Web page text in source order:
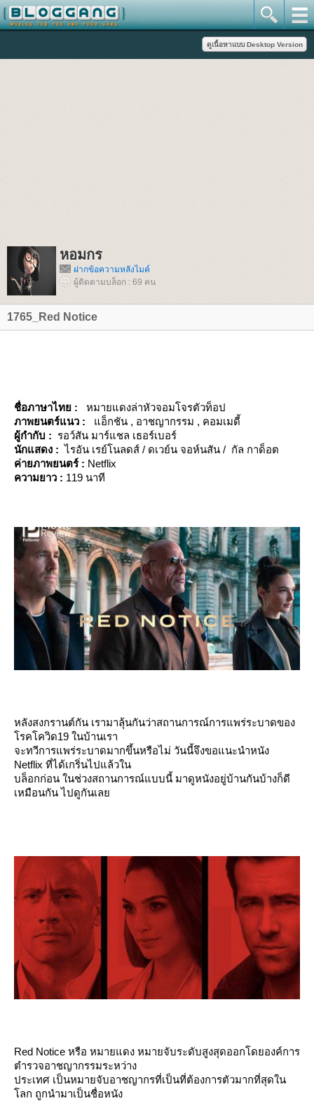
หอมกร
ฝากข้อความหลังไมค์
ผู้ติดตามบล็อก : 69 คน
1765_Red Notice
ชื่อภาษาไทย : หมายแดงล่าหัวจอมโจรตัวท็อป
ภาพยนตร์แนว :
อ็กชัน , อาชญากรรม , คอมเมดี้
ผู้กำกับ : รอว์สัน มาร์แชล เธอร์เบอร์
นักแสดง :ไรอัน เรย์โนลดส์ / ดเวย์น จอห์นสัน / กัล กาด็อต
ค่ายภาพยนตร์ : Netflix
ความยาว : 119 นาที
หลังสงกรานต์กัน เรามาลุ้นกันว่าสถานการณ์การแพร่ระบาดของ
รคโควิด19 ในบ้านเรา
จะทวีการแพร่ระบาดมากขึ้นหรือไม่ วันนี้จึงขอแนะนำหนัง
Netflix ที่ได้เกริ่นไปแล้วใน
บล็อกก่อน ในช่วงสถานการณ์แบบนี้ มาดูหนังอยู่บ้านกันบ้างก็ดี
เหมือนกัน ไปดูกันเล
Red Notice หรือ หมายแดง หมายจับระดับสูงสุดออกโดยองค์การ
ตำรวจอาชญากรรมระหว่าง
ประเทศ เป็นหมายจับอาชญากรที่เป็นที่ต้องการตัวมากที่สุดใน
ลก ถูกนำมาเป็นชื่อหนัง